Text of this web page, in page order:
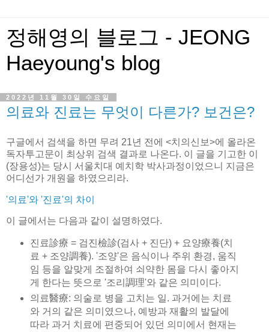
정해영의 블로그 - JEONG
Haeyoung's blog
2022년 11월 30일 수요일
의료와 진료는 무엇이 다른가? 보건은?
구글에서 검색을 하면 무려 21년 전에 <치의신보>에 올라온
독자투고문이 최상위 검색 결과로 나온다. 이 글을 기고한 이
(장용성)는 당시 서울치대 예치학 박사과정이었으니 지금은
어디선가 개원을 하였으리라.
'의료'와 '진료'의 차이
이 글에서는 다음과 같이 설명하였다.
진료診療 = 검진檢診(검사 + 진단) + 요양療養(치
료 + 조양調養). '조양'은 음식이나 주위 환경, 움직
임 등을 알맞게 조절하여 쇠약한 몸을 다시 좋아지
게 한다는 뜻으로 '조리調理'와 같은 의미이다.
의료醫療: 의술로 병을 고치는 일. 과거에는 치료
와 거의 같은 의미였으나, 예방과 재활의 발달에
따라 과거 치료에 편중되어 있던 의미에서 현재는